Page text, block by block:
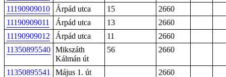
11190909010
Árpád utca 15
2660
11190909011
Árpád utca 13
2660
11190909012
Árpád utca 11
2660
11350895540 Mikszáth
Kálmán út
56 2660
11350895541 Május 1. út
2660